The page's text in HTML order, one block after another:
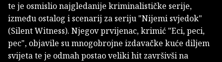
te je osmislio najgledanije kriminalističke serije,
između ostalog i scenarij za seriju "Nijemi svjedok"
(Silent Witness). Njegov prvijenac, krimić "Eci, peci,
pec", objavile su mnogobrojne izdavačke kuće diljem
svijeta te je odmah postao veliki hit završivši na